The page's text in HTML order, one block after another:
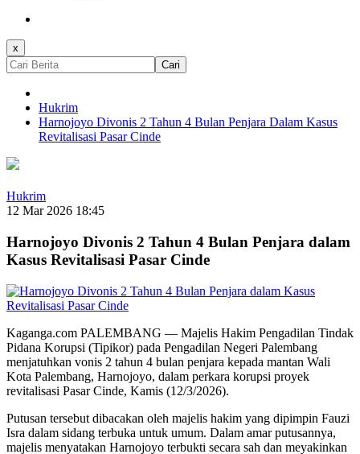
x
Cari
Hukrim
Harnojoyo Divonis 2 Tahun 4 Bulan Penjara Dalam Kasus
Revitalisasi Pasar Cinde
Hukrim
12 Mar 2026 18:45
Harnojoyo Divonis 2 Tahun 4 Bulan Penjara dalam
Kasus Revitalisasi Pasar Cinde
Kaganga.com PALEMBANG — Majelis Hakim Pengadilan Tindak
Pidana Korupsi (Tipikor) pada Pengadilan Negeri Palembang
menjatuhkan vonis 2 tahun 4 bulan penjara kepada mantan Wali
Kota Palembang, Harnojoyo, dalam perkara korupsi proyek
revitalisasi Pasar Cinde, Kamis (12/3/2026).
Putusan tersebut dibacakan oleh majelis hakim yang dipimpin Fauzi
Isra dalam sidang terbuka untuk umum. Dalam amar putusannya,
majelis menyatakan Harnojoyo terbukti secara sah dan meyakinkan